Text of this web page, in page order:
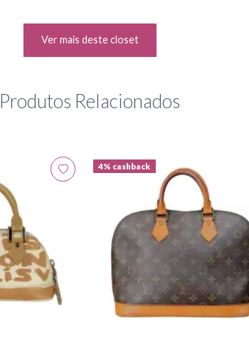
Ver mais deste closet
Produtos Relacionados
4% cashback